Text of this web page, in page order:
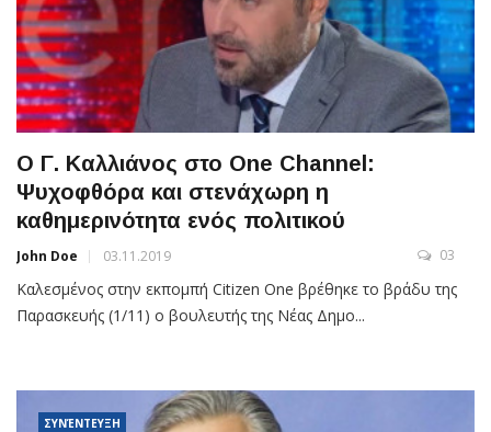
Ο Γ. Καλλιάνος στο One Channel:
Ψυχοφθόρα και στενάχωρη η
καθημερινότητα ενός πολιτικού
John Doe 03.11.2019 03
Καλεσμένος στην εκπομπή Citizen One βρέθηκε το βράδυ της
Παρασκευής (1/11) ο βουλευτής της Νέας Δημο...
ΣΥΝΈΝΤΕΥΞΗ